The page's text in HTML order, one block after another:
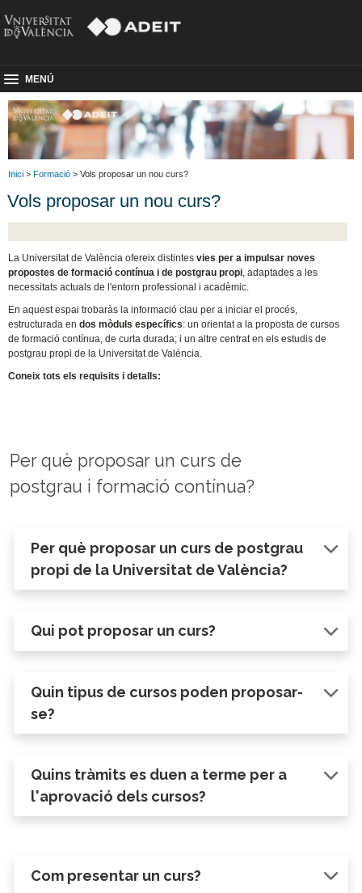
MENÚ
Inici > Formació > Vols proposar un nou curs?
Vols proposar un nou curs?
La Universitat de València ofereix distintesvies per a impulsar noves
propostes de formació contínua i de postgrau propi, adaptades a les
necessitats actuals de l'entorn professional i acadèmic.
En aquest espai trobaràs la informació clau per a iniciar el procés,
estructurada endos mòduls específics: un orientat a la proposta de cursos
de formació contínua, de curta durada; i un altre centrat en els estudis de
postgrau propi de la Universitat de València.
Coneix tots els requisits i detalls:
Per què proposar un curs de
postgrau i formació contínua?
Per què proposar un curs de postgrau
propi de la Universitat de València?
Qui pot proposar un curs?
Quin tipus de cursos poden proposar-
se?
Quins tràmits es duen a terme per a
l'aprovació dels cursos?
Com presentar un curs?